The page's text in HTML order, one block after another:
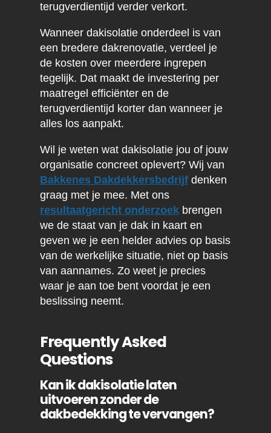
terugverdientijd verder verkort.
Wanneer dakisolatie onderdeel is van
een bredere dakrenovatie, verdeel je
de kosten over meerdere ingrepen
tegelijk. Dat maakt de investering per
maatregel efficiënter en de
terugverdientijd korter dan wanneer je
alles los aanpakt.
Wil je weten wat dakisolatie jou of jouw
organisatie concreet oplevert? Wij van
Bakkenes Dakdekkersbedrijfdenken
graag met je mee. Met ons
resultaatgericht onderzoekbrengen
we de staat van je dak in kaart en
geven we je een helder advies op basis
van de werkelijke situatie, niet op basis
van aannames. Zo weet je precies
waar je aan toe bent voordat je een
beslissing neemt.
Frequently Asked
Questions
Kan ik dakisolatie laten
uitvoeren zonder de
dakbedekking te vervangen?